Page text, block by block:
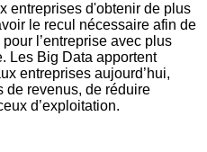
entreprises d'obtenir de plus
le recul nécessaire afin de
l’entreprise avec plus
Les Big Data apportent
entreprises aujourd’hui,
de revenus, de réduire
d’exploitation.